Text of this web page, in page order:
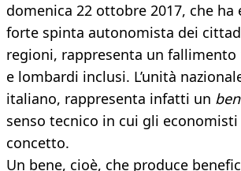
domenica 22 ottobre 2017, che ha
forte spinta autonomista dei
regioni, rappresenta un
e lombardi inclusi. L’unità
italiano, rappresenta infatti un
senso tecnico in cui gli
concetto.
Un bene, cioè, che produce